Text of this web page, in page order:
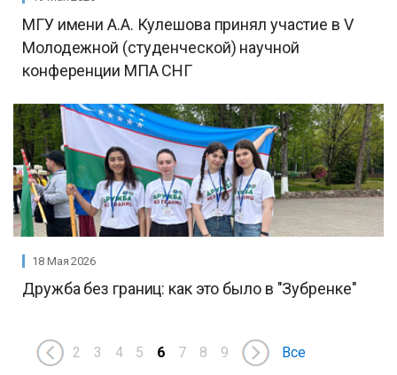
МГУ имени А.А. Кулешова принял участие в V
Молодежной (студенческой) научной
конференции МПА СНГ
18 Мая 2026
Дружба без границ: как это было в "Зубренке"
2 3 4 5 6 7 8 9 Все